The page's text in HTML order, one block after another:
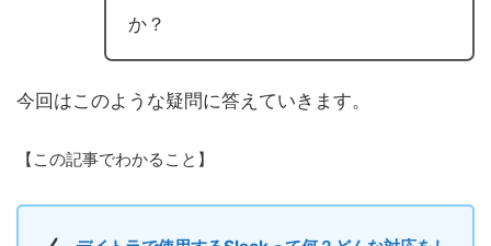
か？
今回はこのような疑問に答えていきます。
【この記事でわかること】